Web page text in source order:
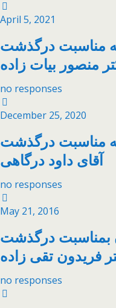
April 5, 2021
مناسبت درگذشت
منصور بیات زاده
no responses
December 25, 2020
مناسبت درگذشت
آقای داود درگاهی
no responses
May 21, 2016
درگذشت
فریدون تقی زاده
no responses